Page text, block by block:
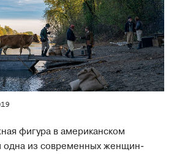
фигура в американском
одна из современных женщин-